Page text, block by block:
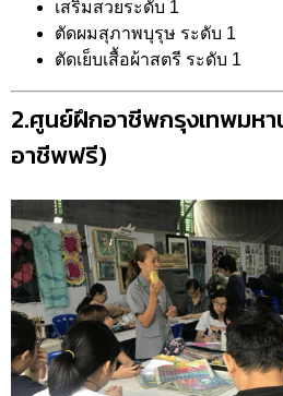
เสริมสวยระดับ 1
ตัดผมสุภาพบุรุษ ระดับ 1
ตัดเย็บเสื้อผ้าสตรี ระดับ 1
2.ศูนย์ฝึกอาชีพกรุงเทพมห
อาชีพฟรี)